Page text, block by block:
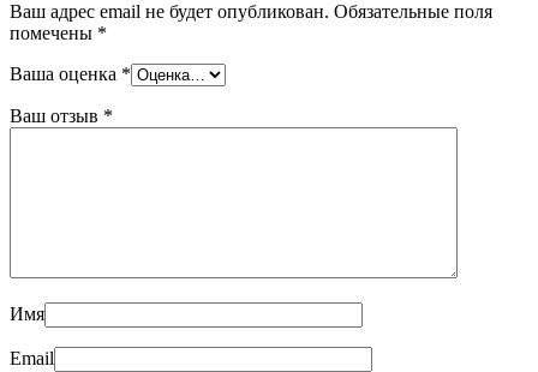
Ваш адрес email не будет опубликован. Обязательные поля
помечены *
Ваша оценка *
Ваш отзыв *
Имя
Email